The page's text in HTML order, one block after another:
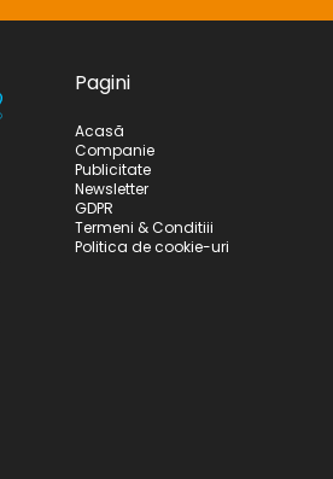
Pagini
Acasă
Companie
Publicitate
Newsletter
GDPR
Termeni & Conditiii
Politica de cookie-uri